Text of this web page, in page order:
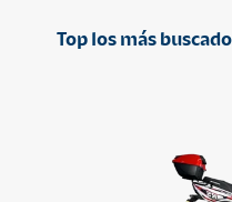
Top los más